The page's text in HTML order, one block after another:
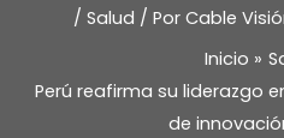
/ Salud / Por Cable
Inicio
Perú reafirma su liderazgo
de